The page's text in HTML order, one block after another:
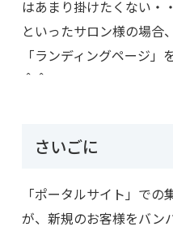
はあまり掛けたくない・・
といったサロン様の場合
「ランディングページ
＾＾
さいごに
「ポータルサイト」で
が、新規のお客様をバン